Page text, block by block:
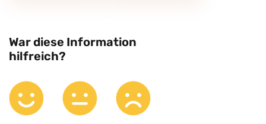
War diese Information
hilfreich?